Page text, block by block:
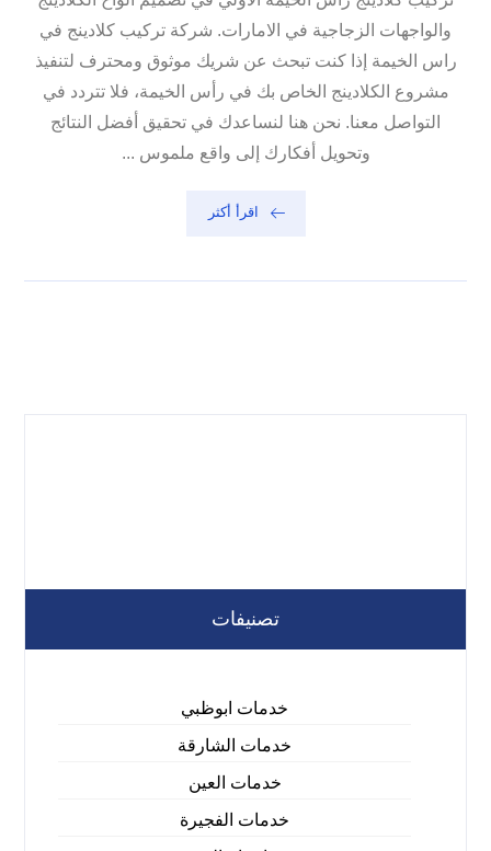
والواجهات الزجاجية في الامارات. شركة تركيب كلادينج في
راس الخيمة إذا كنت تبحث عن شريك موثوق ومحترف لتنفيذ
مشروع الكلادينج الخاص بك في رأس الخيمة، فلا تتردد في
التواصل معنا. نحن هنا لنساعدك في تحقيق أفضل النتائج
وتحويل أفكارك إلى واقع ملموس ...
اقرأ أكثر
تصنيفات
خدمات ابوظبي
خدمات الشارقة
خدمات العين
خدمات الفجيرة